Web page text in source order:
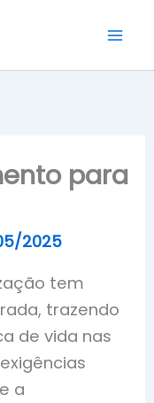
para
2025
tem
trazendo
de vida nas
a